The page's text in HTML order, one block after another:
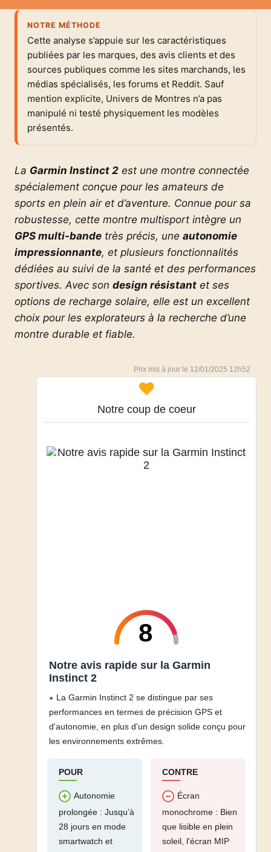
NOTRE MÉTHODE
Cette analyse s’appuie sur les caractéristiques
publiées par les marques, des avis clients et des
sources publiques comme les sites marchands, les
médias spécialisés, les forums et Reddit. Sauf
mention explicite, Univers de Montres n’a pas
manipulé ni testé physiquement les modèles
présentés.
La Garmin Instinct 2 est une montre connectée
spécialement conçue pour les amateurs de
sports en plein air et d’aventure. Connue pour sa
robustesse, cette montre multisport intègre un
GPS multi-bande très précis, une autonomie
impressionnante, et plusieurs fonctionnalités
dédiées au suivi de la santé et des performances
sportives. Avec son design résistant et ses
options de recharge solaire, elle est un excellent
choix pour les explorateurs à la recherche d’une
montre durable et fiable.
12/01/2025 12h52
Notre coup de coeur
8
Notre avis rapide sur la Garmin
Instinct 2
La Garmin Instinct 2 se distingue par ses
performances en termes de précision GPS et
d'autonomie, en plus d'un design solide conçu pour
les environnements extrêmes.
POUR
Autonomie
prolongée : Jusqu’à
28 jours en mode
smartwatch et
CONTRE
Écran
monochrome : Bien
que lisible en plein
soleil, l'écran MIP